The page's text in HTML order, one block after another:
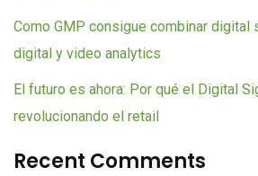
Como GMP consigue combinar digital
digital y video analytics
El futuro es ahora: Por qué el Digital
revolucionando el retail
Recent Comments